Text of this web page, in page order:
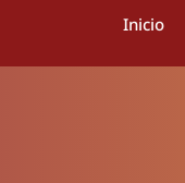
Inicio